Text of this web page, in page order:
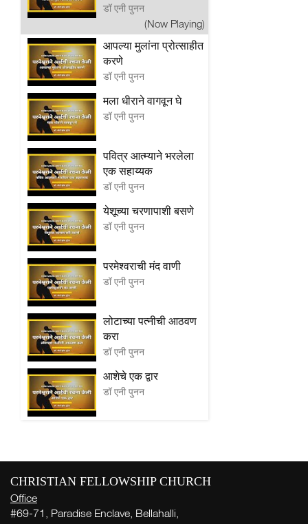
डॉ एनी पुनन
(Now Playing)
आपल्या मुलांना प्रोत्साहीत
करणे
डॉ एनी पुनन
मला धीराने वागवून घे
डॉ एनी पुनन
पवित्र आत्म्याने भरलेला
एक सहाय्यक
डॉ एनी पुनन
येशूच्या चरणापाशी बसणे
डॉ एनी पुनन
परमेश्वराची मंद वाणी
डॉ एनी पुनन
लोटाच्या पत्नीची आठवण
करा
डॉ एनी पुनन
आशेचे एक द्वार
डॉ एनी पुनन
CHRISTIAN FELLOWSHIP CHURCH
Office
#69-71, Paradise Enclave, Bellahalli,